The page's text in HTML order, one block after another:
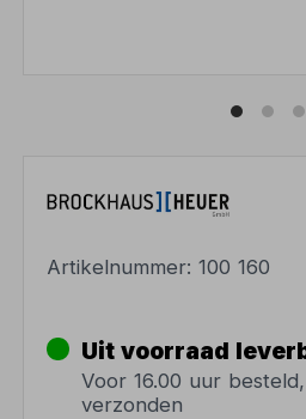
Artikelnummer:100 160
Uit voorraad
Voor 16.00 uur
verzonden